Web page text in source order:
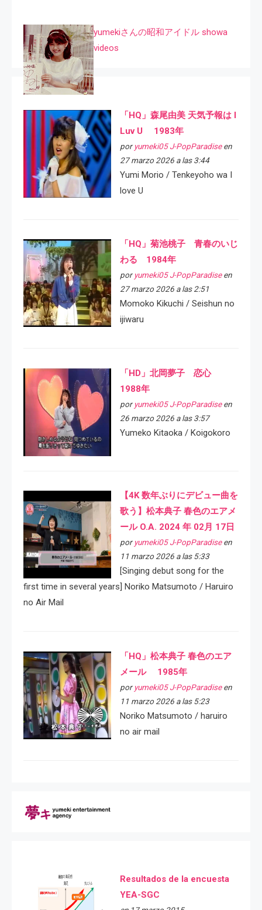
yumekiさんの昭和アイドル showa
videos
「HQ」森尾由美 天気予報は I
Luv U 1983年
por yumeki05 J-PopParadiseen
27 marzo 2026 a las 3:44
Yumi Morio / Tenkeyoho wa I
love U
「HQ」菊池桃子 青春のいじ
わる 1984年
por yumeki05 J-PopParadiseen
27 marzo 2026 a las 2:51
Momoko Kikuchi / Seishun no
ijiwaru
「HD」北岡夢子 恋心
1988年
por yumeki05 J-PopParadiseen
26 marzo 2026 a las 3:57
Yumeko Kitaoka / Koigokoro
【4K 数年ぶりにデビュー曲を
歌う】松本典子 春色のエアメ
ール O.A. 2024 年 02月 17日
por yumeki05 J-PopParadiseen
11 marzo 2026 a las 5:33
[Singing debut song for the
first time in several years] Noriko Matsumoto / Haruiro
no Air Mail
「HQ」松本典子 春色のエア
メール 1985年
por yumeki05 J-PopParadiseen
11 marzo 2026 a las 5:23
Noriko Matsumoto / haruiro
no air mail
Resultados de la encuesta
YEA-SGC